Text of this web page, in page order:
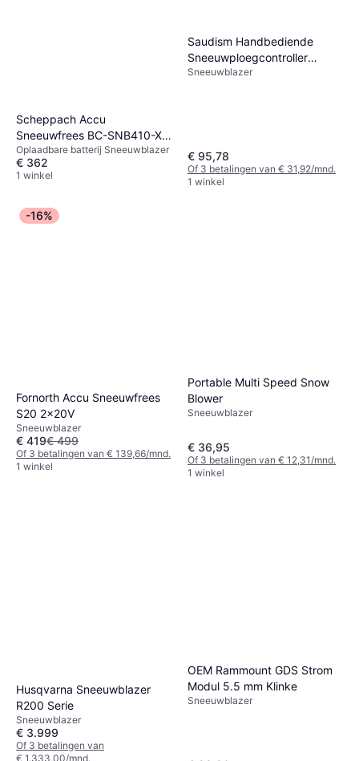
Scheppach Accu
Sneeuwfrees BC-SNB410-X
40V Set
Oplaadbare batterij Sneeuwblazer
€ 362
1 winkel
Saudism Handbediende
Sneeuwploegcontroller
Western 56462 Fisher 9400
Sneeuwblazer
€ 95,78
Of 3 betalingen van € 31,92/mnd.
1 winkel
-16%
Fornorth Accu Sneeuwfrees
S20 2x20V
Sneeuwblazer
€ 419€ 499
Of 3 betalingen van € 139,66/mnd.
1 winkel
Portable Multi Speed Snow
Blower
Sneeuwblazer
€ 36,95
Of 3 betalingen van € 12,31/mnd.
1 winkel
Husqvarna Sneeuwblazer
R200 Serie
Sneeuwblazer
€ 3.999
Of 3 betalingen van
€ 1.333,00/mnd.
OEM Rammount GDS Strom
Modul 5.5 mm Klinke
Sneeuwblazer